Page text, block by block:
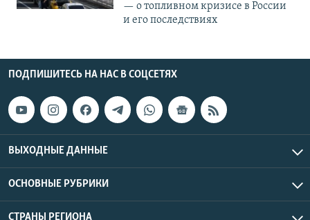
— о топливном кризисе в России
и его последствиях
ПОДПИШИТЕСЬ НА НАС В СОЦСЕТЯХ
ВЫХОДНЫЕ ДАННЫЕ
ОСНОВНЫЕ РУБРИКИ
СТРАНЫ РЕГИОНА